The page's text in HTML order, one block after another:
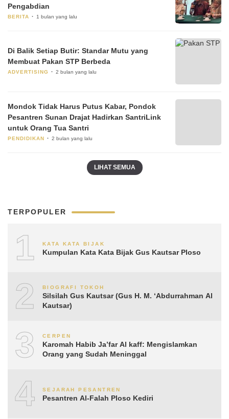
Pengabdian
BERITA 1 bulan yang lalu
Di Balik Setiap Butir: Standar Mutu yang
Membuat Pakan STP Berbeda
ADVERTISING 2 bulan yang lalu
Mondok Tidak Harus Putus Kabar, Pondok
Pesantren Sunan Drajat Hadirkan SantriLink
untuk Orang Tua Santri
PENDIDIKAN 2 bulan yang lalu
LIHAT SEMUA
TERPOPULER
1 KATA KATA BIJAK
Kumpulan Kata Kata Bijak Gus Kautsar Ploso
2 BIOGRAFI TOKOH
Silsilah Gus Kautsar (Gus H. M. ‘Abdurrahman Al
Kautsar)
3 CERPEN
Karomah Habib Ja’far Al kaff: Mengislamkan
Orang yang Sudah Meninggal
4 SEJARAH PESANTREN
Pesantren Al-Falah Ploso Kediri